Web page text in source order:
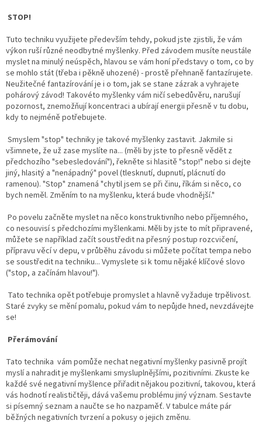
STOP!
Tuto techniku využijete především tehdy, pokud jste zjistili, že vám
výkon ruší různé neodbytné myšlenky. Před závodem musíte neustále
myslet na minulý neúspěch, hlavou se vám honí představy o tom, co by
se mohlo stát (třeba i pěkně uhozené) - prostě přehnaně fantazírujete.
Neužitečné fantazírování je i o tom, jak se stane zázrak a vyhrajete
pohárový závod! Takovéto myšlenky vám ničí sebedůvěru, narušují
pozornost, znemožňují koncentraci a ubírají energii přesně v tu dobu,
kdy to nejméně potřebujete.
Smyslem "stop" techniky je takové myšlenky zastavit. Jakmile si
všimnete, že už zase myslíte na... (měli by jste to přesně vědět z
předchozího "sebesledování"), řekněte si hlasitě "stop!" nebo si dejte
jiný, hlasitý a "nenápadný" povel (tlesknutí, dupnutí, plácnutí do
ramenou). "Stop" znamená "chytil jsem se při činu, říkám si něco, co
bych neměl. Změním to na myšlenku, která bude vhodnější."
Po povelu začněte myslet na něco konstruktivního nebo příjemného,
co nesouvisí s předchozími myšlenkami. Měli by jste to mít připravené,
můžete se například začít soustředit na přesný postup rozcvičení,
přípravu věcí v depu, v průběhu závodu si můžete počítat tempa nebo
se soustředit na techniku... Vymyslete si k tomu nějaké klíčové slovo
("stop, a začínám hlavou!").
Tato technika opět potřebuje promyslet a hlavně vyžaduje trpělivost.
Staré zvyky se mění pomalu, pokud vám to nepůjde hned, nevzdávejte
se!
Přerámování
Tato technika vám pomůže nechat negativní myšlenky pasivně projít
myslí a nahradit je myšlenkami smysluplnějšími, pozitivními. Zkuste ke
každé své negativní myšlence přiřadit nějakou pozitivní, takovou, která
vás hodnotí realističtěji, dává vašemu problému jiný význam. Sestavte
si písemný seznam a naučte se ho nazpaměť. V tabulce máte pár
běžných negativních tvrzení a pokusy o jejich změnu.